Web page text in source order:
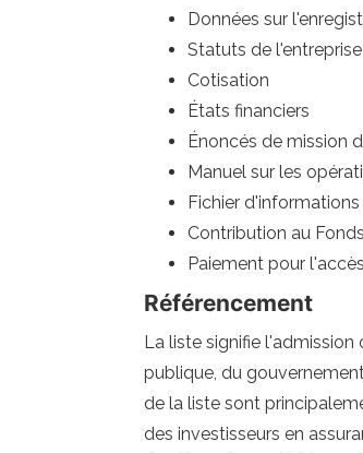
Données sur
Statuts de l'entreprise
Cotisation
États financiers
Énoncés de mission
Manuel sur les
Fichier
Contribution au
Paiement pour
Référencement
La liste signifie
publique, du
de la liste sont
des investisseurs en